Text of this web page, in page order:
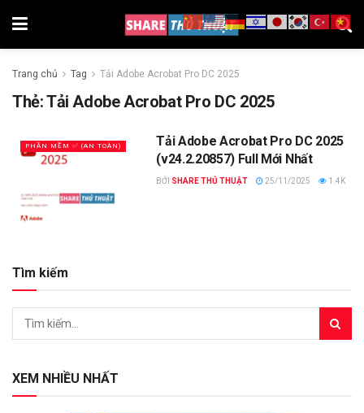
Trang chủ Tag Tải Adobe Acrobat Pro DC 2025
Thẻ:Tải Adobe Acrobat Pro DC 2025
PHẦN MỀM ✅ (AN TOÀN)
Tải Adobe Acrobat Pro DC 2025
(v24.2.20857) Full Mới Nhất
BỞI SHARE THỦ THUẬT 25/11/2025 1.4K
Tìm kiếm
XEM NHIỀU NHẤT